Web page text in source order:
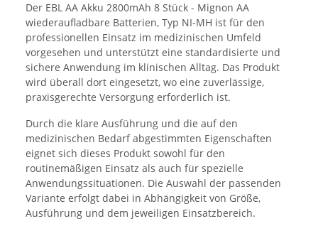
Der EBL AA Akku 2800mAh 8 Stück - Mignon AA
wiederaufladbare Batterien, Typ NI-MH ist für den
professionellen Einsatz im medizinischen Umfeld
vorgesehen und unterstützt eine standardisierte und
sichere Anwendung im klinischen Alltag. Das Produkt
wird überall dort eingesetzt, wo eine zuverlässige,
praxisgerechte Versorgung erforderlich ist.
Durch die klare Ausführung und die auf den
medizinischen Bedarf abgestimmten Eigenschaften
eignet sich dieses Produkt sowohl für den
routinemäßigen Einsatz als auch für spezielle
Anwendungssituationen. Die Auswahl der passenden
Variante erfolgt dabei in Abhängigkeit von Größe,
Ausführung und dem jeweiligen Einsatzbereich.